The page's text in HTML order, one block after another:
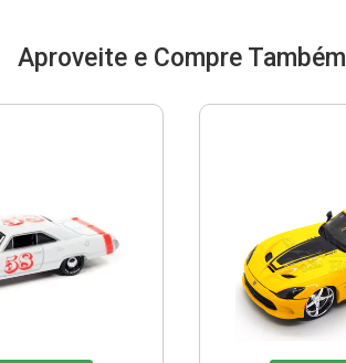
Aproveite e Compre Também